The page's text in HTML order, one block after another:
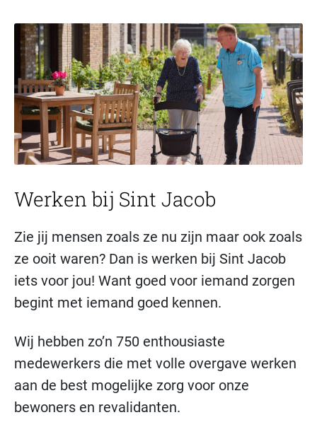
Werken bij Sint Jacob
Zie jij mensen zoals ze nu zijn maar ook zoals
ze ooit waren? Dan is werken bij Sint Jacob
iets voor jou! Want goed voor iemand zorgen
begint met iemand goed kennen.
Wij hebben zo’n 750 enthousiaste
medewerkers die met volle overgave werken
aan de best mogelijke zorg voor onze
bewoners en revalidanten.